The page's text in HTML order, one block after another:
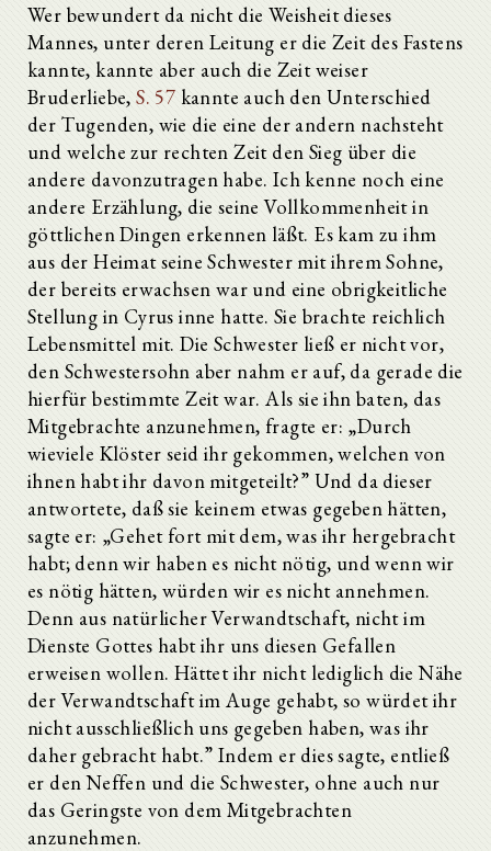
Wer bewundert da nicht die Weisheit dieses
Mannes, unter deren Leitung er die Zeit des Fastens
kannte, kannte aber auch die Zeit weiser
Bruderliebe,S. 57 kannte auch den Unterschied
der Tugenden, wie die eine der andern nachsteht
und welche zur rechten Zeit den Sieg über die
andere davonzutragen habe. Ich kenne noch eine
andere Erzählung, die seine Vollkommenheit in
göttlichen Dingen erkennen läßt. Es kam zu ihm
aus der Heimat seine Schwester mit ihrem Sohne,
der bereits erwachsen war und eine obrigkeitliche
Stellung in Cyrus inne hatte. Sie brachte reichlich
Lebensmittel mit. Die Schwester ließ er nicht vor,
den Schwestersohn aber nahm er auf, da gerade die
hierfür bestimmte Zeit war. Als sie ihn baten, das
Mitgebrachte anzunehmen, fragte er: „Durch
wieviele Klöster seid ihr gekommen, welchen von
ihnen habt ihr davon mitgeteilt?” Und da dieser
antwortete, daß sie keinem etwas gegeben hätten,
sagte er: „Gehet fort mit dem, was ihr hergebracht
habt; denn wir haben es nicht nötig, und wenn wir
es nötig hätten, würden wir es nicht annehmen.
Denn aus natürlicher Verwandtschaft, nicht im
Dienste Gottes habt ihr uns diesen Gefallen
erweisen wollen. Hättet ihr nicht lediglich die Nähe
der Verwandtschaft im Auge gehabt, so würdet ihr
nicht ausschließlich uns gegeben haben, was ihr
daher gebracht habt.” Indem er dies sagte, entließ
er den Neffen und die Schwester, ohne auch nur
das Geringste von dem Mitgebrachten
anzunehmen.